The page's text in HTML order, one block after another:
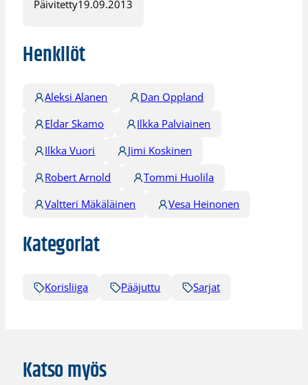
Päivitetty19.09.2013
Henkilöt
Aleksi Alanen
Dan Oppland
Eldar Skamo
Ilkka Palviainen
Ilkka Vuori
Jimi Koskinen
Robert Arnold
Tommi Huolila
Valtteri Mäkäläinen
Vesa Heinonen
Kategoriat
Korisliiga Pääjuttu Sarjat
Katso myös